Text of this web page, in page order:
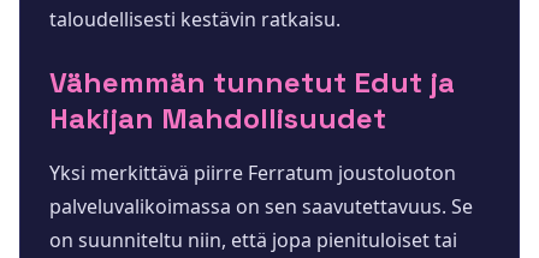
taloudellisesti kestävin ratkaisu.
Vähemmän tunnetut Edut ja
Hakijan Mahdollisuudet
Yksi merkittävä piirre Ferratum joustoluoton
palveluvalikoimassa on sen saavutettavuus. Se
on suunniteltu niin, että jopa pienituloiset tai